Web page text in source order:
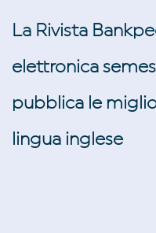
La Rivista
elettronica
pubblica le
lingua inglese